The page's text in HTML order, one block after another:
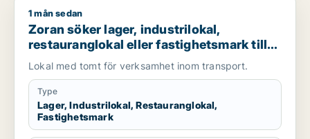
Zoran söker lager, industrilokal, restauranglokal eller
1 mån sedan
Zoran söker lager, industrilokal,
restauranglokal eller fastighetsmark till
salu i Malmö
Lokal med tomt för verksamhet inom transport.
Type
Lager, Industrilokal, Restauranglokal,
Fastighetsmark